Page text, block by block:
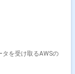
を受け取るAWSの